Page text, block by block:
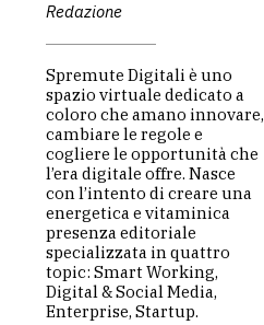
Redazione
Spremute Digitali è uno
spazio virtuale dedicato a
coloro che amano innovare,
cambiare le regole e
cogliere le opportunità che
l’era digitale offre. Nasce
con l’intento di creare una
energetica e vitaminica
presenza editoriale
specializzata in quattro
topic: Smart Working,
Digital & Social Media,
Enterprise, Startup.